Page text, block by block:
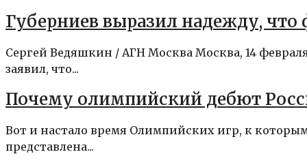
Губерниев выразил надежду,
Сергей Ведяшкин / АГН Москва Москва, 14
заявил, что...
Почему олимпийский дебют
Вот и настало время Олимпийских игр, к
представлена...